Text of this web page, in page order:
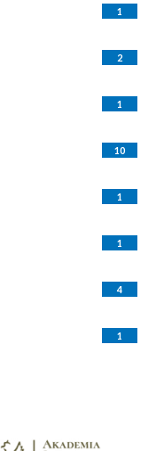
1
2
1
10
1
1
4
1